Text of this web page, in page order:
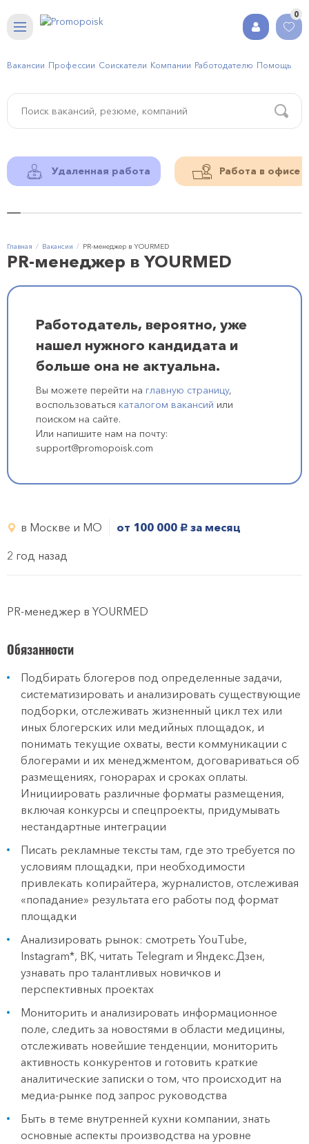
0
Вакансии Профессии Соискатели Компании Работодателю Помощь
Удаленная работа Работа в офисе
Главная Вакансии PR-менеджер в YOURMED
PR-менеджер в YOURMED
Работодатель, вероятно, уже
нашел нужного кандидата и
больше она не актуальна.
Вы можете перейти на главную страницу,
воспользоваться каталогом вакансий или
поиском на сайте.
Или напишите нам на почту:
support@promopoisk.com
в Москве и МО от 100 000 руб. за месяц
2 год назад
PR-менеджер в YOURMED
Обязанности
Подбирать блогеров под определенные задачи,
систематизировать и анализировать существующие
подборки, отслеживать жизненный цикл тех или
иных блогерских или медийных площадок, и
понимать текущие охваты, вести коммуникации с
блогерами и их менеджментом, договариваться об
размещениях, гонорарах и сроках оплаты.
Инициировать различные форматы размещения,
включая конкурсы и спецпроекты, придумывать
нестандартные интеграции
Писать рекламные тексты там, где это требуется по
условиям площадки, при необходимости
привлекать копирайтера, журналистов, отслеживая
«попадание» результата его работы под формат
площадки
Анализировать рынок: смотреть YouTube,
Instagram*, ВК, читать Telegram и Яндекс.Дзен,
узнавать про талантливых новичков и
перспективных проектах
Мониторить и анализировать информационное
поле, следить за новостями в области медицины,
отслеживать новейшие тенденции, мониторить
активность конкурентов и готовить краткие
аналитические записки о том, что происходит на
медиа-рынке под запрос руководства
Быть в теме внутренней кухни компании, знать
основные аспекты производства на уровне